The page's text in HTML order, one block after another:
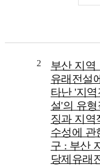
2
부산 지역
유래전설
타난 '지역
설'의 유
징과 지역
수성에 관
구 : 부산
당제유래